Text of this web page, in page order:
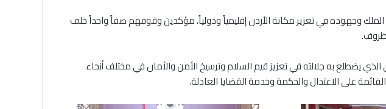
الملك وجهوده في تعزيز مكانة الأردن إقليمياً ودولياً، مؤكدين وقوفهم صفاً واحداً خلف
الذي يضطلع به جلالته في تعزيز قيم السلام وترسيخ الأمن والأمان في مختلف أنحاء
على الاعتدال والحكمة وخدمة القضايا العادلة.